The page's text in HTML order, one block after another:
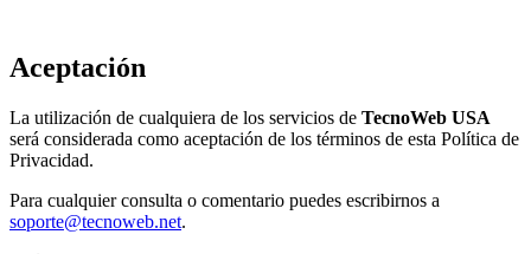
Aceptación
La utilización de cualquiera de los servicios de TecnoWeb USA
será considerada como aceptación de los términos de esta Política de
Privacidad.
Para cualquier consulta o comentario puedes escribirnos a
soporte@tecnoweb.net.